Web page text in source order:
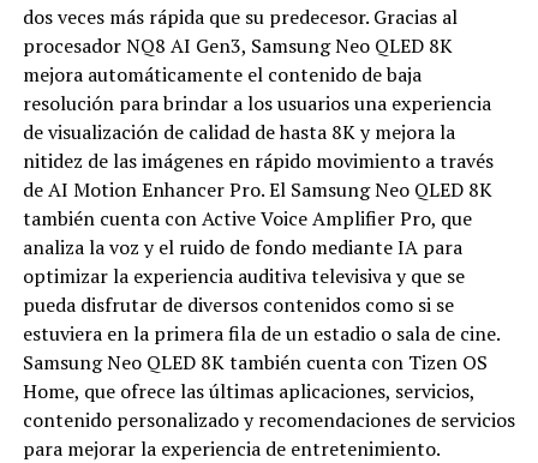
dos veces más rápida que su predecesor. Gracias al
procesador NQ8 AI Gen3, Samsung Neo QLED 8K
mejora automáticamente el contenido de baja
resolución para brindar a los usuarios una experiencia
de visualización de calidad de hasta 8K y mejora la
nitidez de las imágenes en rápido movimiento a través
de AI Motion Enhancer Pro. El Samsung Neo QLED 8K
también cuenta con Active Voice Amplifier Pro, que
analiza la voz y el ruido de fondo mediante IA para
optimizar la experiencia auditiva televisiva y que se
pueda disfrutar de diversos contenidos como si se
estuviera en la primera fila de un estadio o sala de cine.
Samsung Neo QLED 8K también cuenta con Tizen OS
Home, que ofrece las últimas aplicaciones, servicios,
contenido personalizado y recomendaciones de servicios
para mejorar la experiencia de entretenimiento.